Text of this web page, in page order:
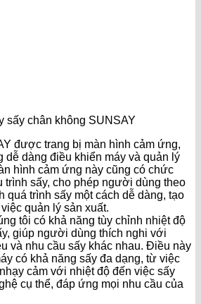
sấy chân không SUNSAY
được trang bị màn hình cảm ứng,
dễ dàng điều khiển máy và quản lý
hình cảm ứng này cũng có chức
trình sấy, cho phép người dùng theo
quá trình sấy một cách dễ dàng, tạo
quản lý sản xuất.
tôi có khả năng tùy chỉnh nhiệt độ
giúp người dùng thích nghi với
và nhu cầu sấy khác nhau. Điều này
có khả năng sấy đa dạng, từ việc
cảm với nhiệt độ đến việc sấy
cụ thể, đáp ứng mọi nhu cầu của